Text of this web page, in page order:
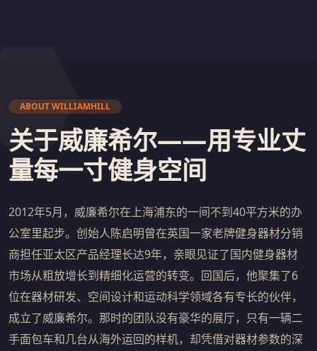
ABOUT WILLIAMHILL
关于威廉希尔——用专业丈
量每一寸健身空间
2012年5月，威廉希尔在上海浦东的一间不到40平方米的办
公室里起步。创始人陈启明曾在英国一家老牌健身器材分销
商担任亚太区产品经理长达9年，亲眼见证了国内健身器材
市场从粗放增长到精细化运营的转变。回国后，他聚集了6
位在器材研发、空间设计和运动科学领域各有专长的伙伴，
成立了威廉希尔。那时的团队没有豪华的展厅，只有一辆二
手面包车和几台从海外运回的样机，却凭借对器材参数的深